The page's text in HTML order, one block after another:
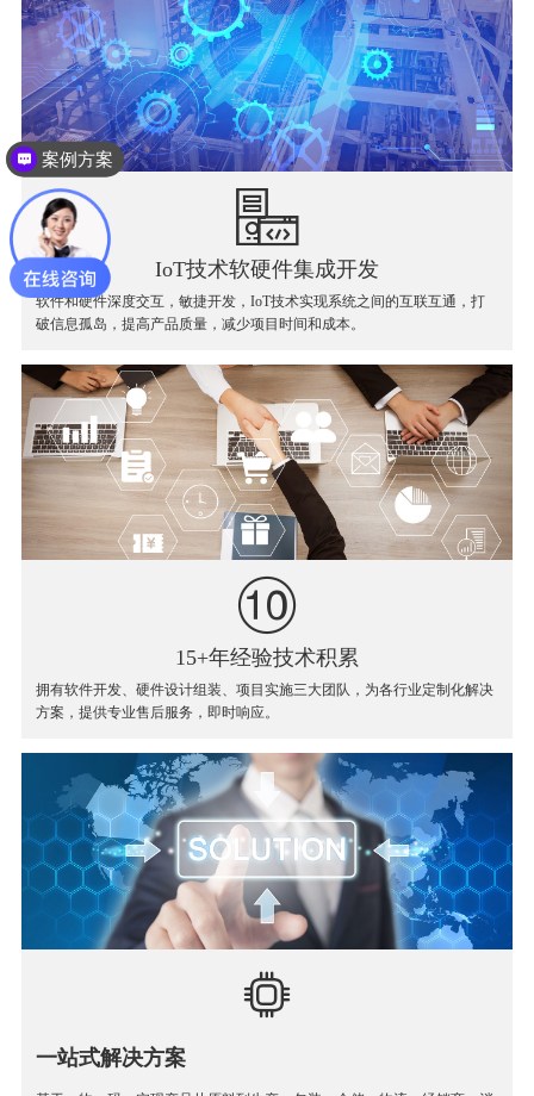
IoT技术软硬件集成开发
软件和硬件深度交互，敏捷开发，IoT技术实现系统之间的互联互通，打
破信息孤岛，提高产品质量，减少项目时间和成本。
15+年经验技术积累
拥有软件开发、硬件设计组装、项目实施三大团队，为各行业定制化解决
方案，提供专业售后服务，即时响应。
一站式解决方案
案例方案